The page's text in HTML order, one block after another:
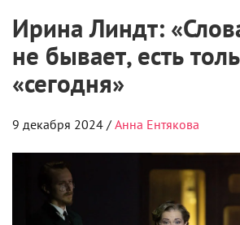
Ирина Линдт:
не бывает, есть
«сегодня»
9 декабря 2024 / Анна Ентякова